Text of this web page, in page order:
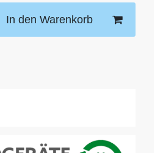
In den Warenkorb